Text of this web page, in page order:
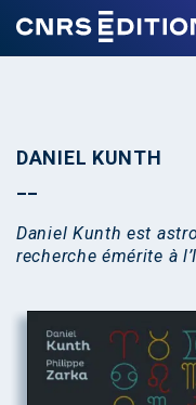
DANIEL KUNTH
Daniel Kunth est
recherche émérite à